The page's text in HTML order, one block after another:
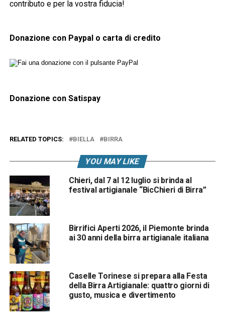
contributo e per la vostra fiducia!
Donazione con Paypal o carta di credito
Donazione con Satispay
RELATED TOPICS: BIELLA BIRRA
YOU MAY LIKE
Chieri, dal 7 al 12 luglio si brinda al
festival artigianale “BicChieri di Birra”
Birrifici Aperti 2026, il Piemonte brinda
ai 30 anni della birra artigianale italiana
Caselle Torinese si prepara alla Festa
della Birra Artigianale: quattro giorni di
gusto, musica e divertimento